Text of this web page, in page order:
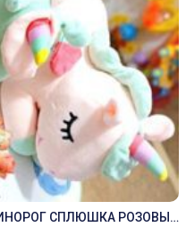
СПЛЮШКА РОЗОВЫЙ